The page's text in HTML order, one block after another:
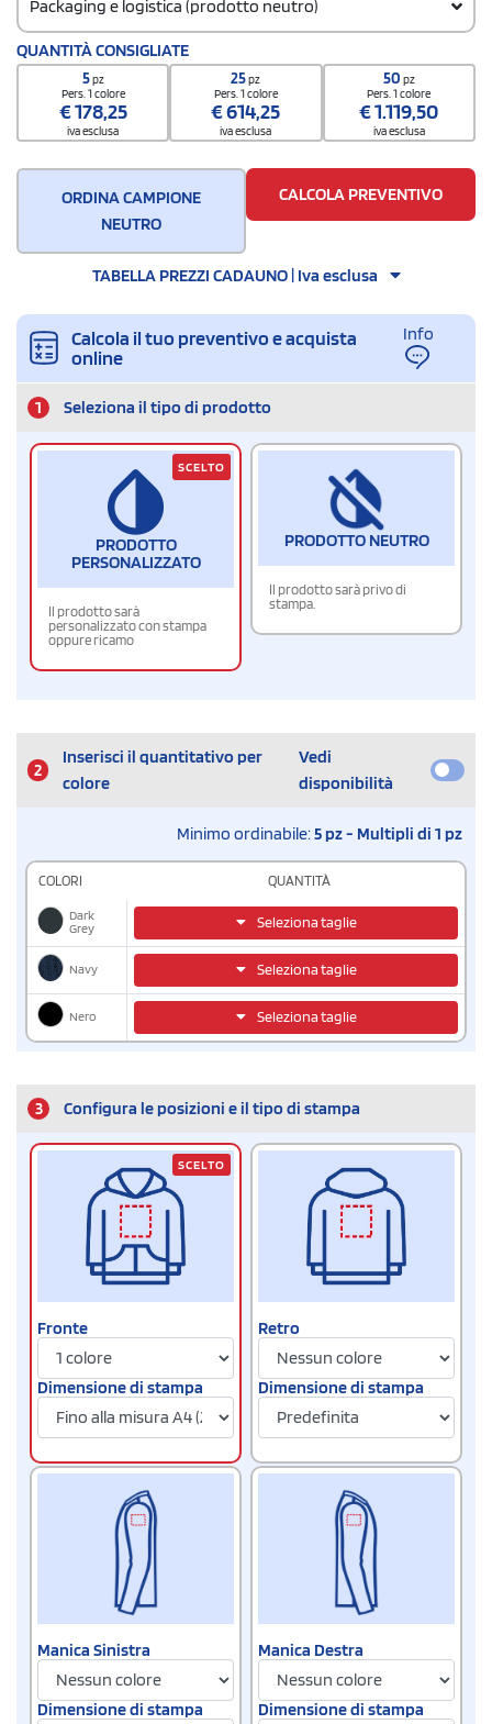
Packaging e logistica (prodotto neutro)
Codice doganale
61102091
Quantità per scatola
QUANTITÀ CONSIGLIATE
5pz
Pers. 1 colore
€178,25
iva esclusa
25pz
Pers. 1 colore
€614,25
iva esclusa
50 pz
Pers. 1 colore
€1.119,50
iva esclusa
ORDINA CAMPIONE
NEUTRO
CALCOLA PREVENTIVO
TABELLA PREZZI CADAUNO | Iva esclusa
Calcola il tuo preventivo e acquista
online
Info
1 Seleziona il tipo di prodotto
PRODOTTO
PERSONALIZZATO
Il prodotto sarà
personalizzato con stampa
oppure ricamo
SCELTO
PRODOTTO NEUTRO
Il prodotto sarà privo di
stampa.
2
Inserisci il quantitativo per
colore
Vedi
disponibilità
Minimo ordinabile:5 pz - Multipli di 1 pz
COLORI QUANTITÀ
Dark
Grey
Seleziona taglie
Navy Seleziona taglie
Nero Seleziona taglie
3 Configura le posizioni e il tipo di stampa
Fronte
Dimensione di stampa
SCELTO
Retro
Dimensione di stampa
Manica Sinistra
Dimensione di stampa
Manica Destra
Dimensione di stampa